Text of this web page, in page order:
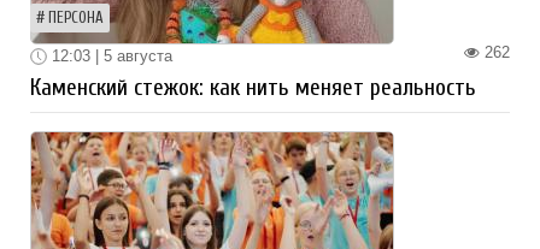
ПЕРСОНА
262
12:03 | 5 августа
Каменский стежок: как нить меняет реальность